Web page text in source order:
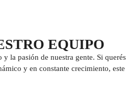
EQUIPO
la pasión de nuestra gente. Si querés
y en constante crecimiento, este